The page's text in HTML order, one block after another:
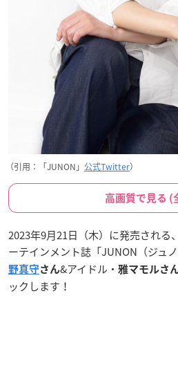
（引用：「JUNON」 公式Twitter）
高画質で見る (
2023年9月21日（木）に発売される
ーテインメント誌「JUNON（ジュ
野真守さん&アイドル・ 雅マモルさ
ックします！